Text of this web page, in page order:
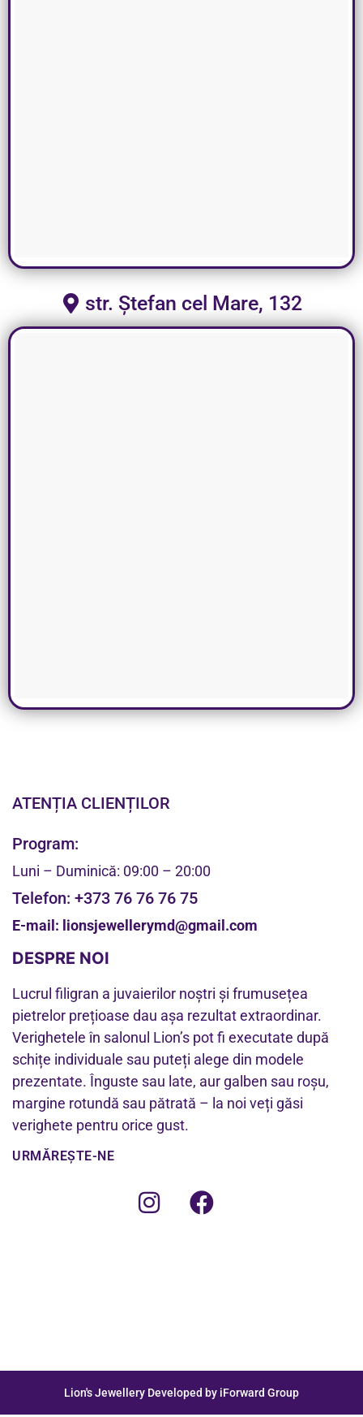
str. Ștefan cel Mare, 132
ATENȚIA CLIENȚILOR
Program:
Luni – Duminică: 09:00 – 20:00
Telefon: +373 76 76 76 75
E-mail: lionsjewellerymd@gmail.com
DESPRE NOI
Lucrul filigran a juvaierilor noștri și frumusețea
pietrelor prețioase dau așa rezultat extraordinar.
Verighetele în salonul Lion’s pot fi executate după
schițe individuale sau puteți alege din modele
prezentate. Înguste sau late, aur galben sau roșu,
margine rotundă sau pătrată – la noi veți găsi
verighete pentru orice gust.
URMĂREȘTE-NE
Lion's Jewellery Developed by iForward Group